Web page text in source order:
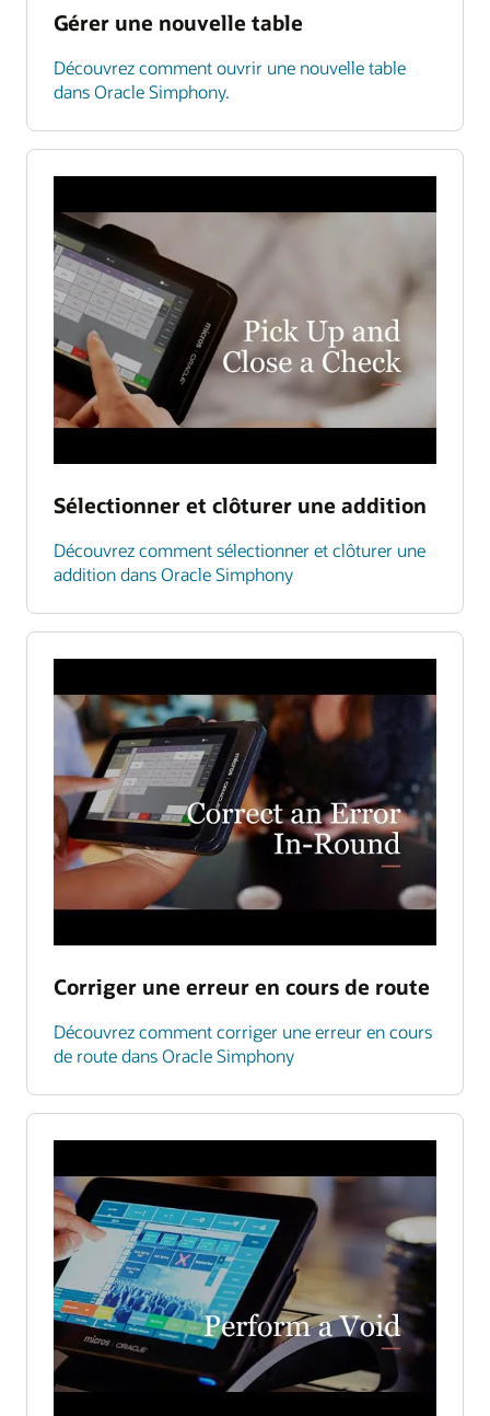
Gérer une nouvelle table
Découvrez comment ouvrir une nouvelle table
dans Oracle Simphony.
Sélectionner et clôturer une addition
Découvrez comment sélectionner et clôturer une
addition dans Oracle Simphony
Corriger une erreur en cours de route
Découvrez comment corriger une erreur en cours
de route dans Oracle Simphony